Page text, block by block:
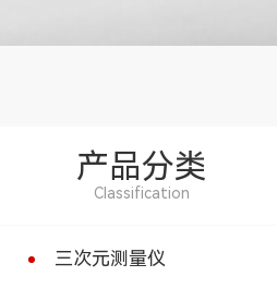
产品分类
Classification
三次元测量仪